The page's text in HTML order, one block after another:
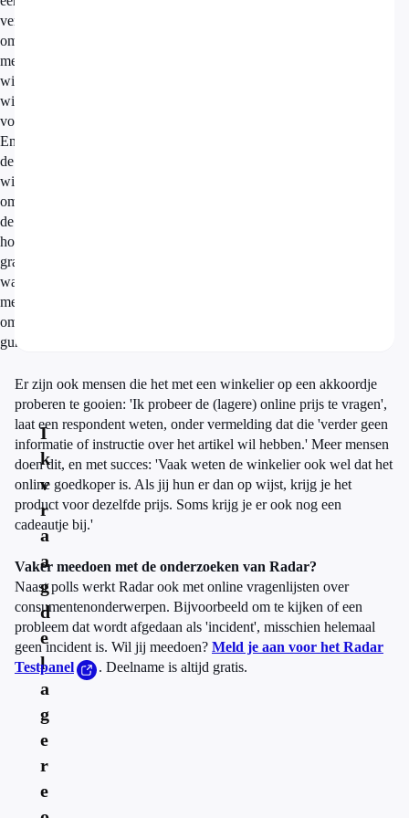
vermeld,
omdat
mensen
winkelleegstand
willen
voorkomen.
En
de
winkelier
om
de
hoek
graag
wat
meer
omzet
gunnen.
I
k
v
r
a
a
g
d
e
l
a
g
e
r
e
Er zijn ook mensen die het met een winkelier op een akkoordje
proberen te gooien: 'Ik probeer de (lagere) online prijs te vragen',
laat een respondent weten, onder vermelding dat die 'verder geen
informatie of instructie over het artikel wil hebben.' Meer mensen
doen dit, en met succes: 'Vaak weten de winkelier ook wel dat het
online goedkoper is. Als jij hun er dan op wijst, krijg je het
product voor dezelfde prijs. Soms krijg je er ook nog een
cadeautje bij.'
Vaker meedoen met de onderzoeken van Radar?
Naast polls werkt Radar ook met online vragenlijsten over
consumentenonderwerpen. Bijvoorbeeld om te kijken of een
probleem dat wordt afgedaan als 'incident', misschien helemaal
geen incident is. Wil jij meedoen? Meld je aan voor het Radar
Testpanel
. Deelname is altijd gratis.